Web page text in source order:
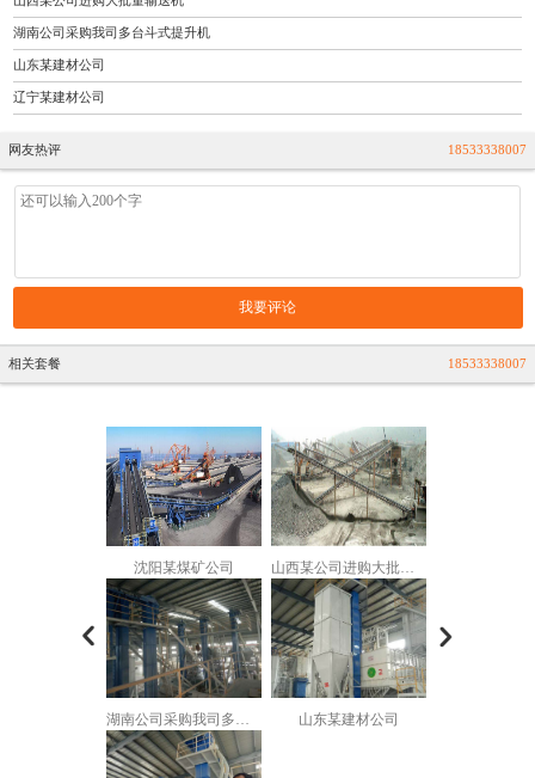
湖南公司采购我司多台斗式提升机
山东某建材公司
辽宁某建材公司
网友热评 18533338007
我要评论
相关套餐 18533338007
沈阳某煤矿公司 山西某公司进购大批量输送机
山东某建材公司